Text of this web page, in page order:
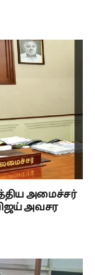
அமைச்சர்
அவசர